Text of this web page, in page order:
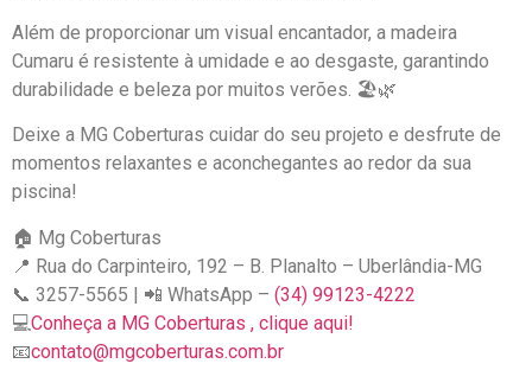
Além de proporcionar um visual encantador, a madeira
Cumaru é resistente à umidade e ao desgaste, garantindo
durabilidade e beleza por muitos verões. 🏖️🌿
Deixe a MG Coberturas cuidar do seu projeto e desfrute de
momentos relaxantes e aconchegantes ao redor da sua
piscina!
🏠 Mg Coberturas
📍 Rua do Carpinteiro, 192 – B. Planalto – Uberlândia-MG
📞 3257-5565 | 📲 WhatsApp – (34) 99123-4222
💻Conheça a MG Coberturas , clique aqui!
📧contato@mgcoberturas.com.br